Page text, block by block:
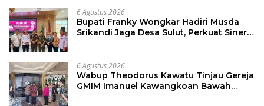
6 Agustus 2026
Bupati Franky Wongkar Hadiri Musda
Srikandi Jaga Desa Sulut, Perkuat Sinergi
6 Agustus 2026
Wabup Theodorus Kawatu Tinjau Gereja
GMIM Imanuel Kawangkoan Bawah